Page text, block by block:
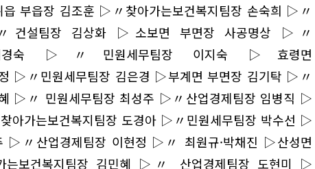
부읍장 김조훈 ▷〃찾아가는보건복지팀장 손숙희 ▷〃
건설팀장 김상화 ▷소보면 부면장 사공명상 ▷〃
이경숙 ▷〃민원세무팀장 이지숙 ▷효령면
▷〃민원세무팀장 김은경 ▷부계면 부면장 김기탁 ▷〃
혜 ▷〃 민원세무팀장 최성주 ▷〃산업경제팀장 임병직 ▷
아가는보건복지팀장 도경아 ▷〃민원세무팀장 박수선 ▷
▷〃산업경제팀장 이현정 ▷〃 최원규·박채진 ▷산성면
보건복지팀장 김민혜 ▷〃 산업경제팀장 도현미 ▷